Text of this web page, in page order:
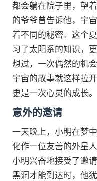
都会躺在院子里，望
的爷爷曾告诉他，宇
着不同的秘密。这个
习了太阳系的知识，
想过，一次偶然的机
宇宙的故事就这样拉
更是一次心灵的成长。
意外的邀请
一天晚上，小明在梦
化作一位友善的外星
小明兴奋地接受了邀
黑洞才能到达时，他